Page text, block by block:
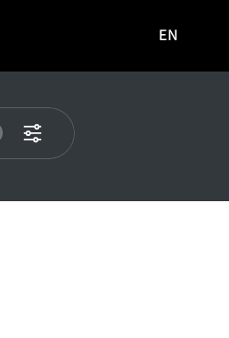
사이트로
EN